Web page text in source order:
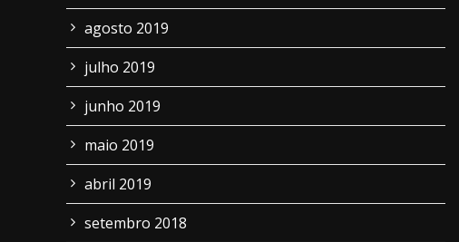
agosto 2019
julho 2019
junho 2019
maio 2019
abril 2019
setembro 2018